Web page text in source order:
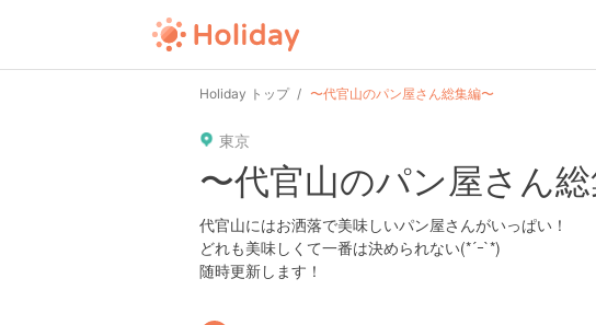
Holiday トップ 〜代官山のパン屋さん総集編〜
東京
〜代官山のパン屋さん
代官山にはお洒落で美味しいパン屋さんがいっぱい！
どれも美味しくて一番は決められない(*´ｰ`*)
随時更新します！